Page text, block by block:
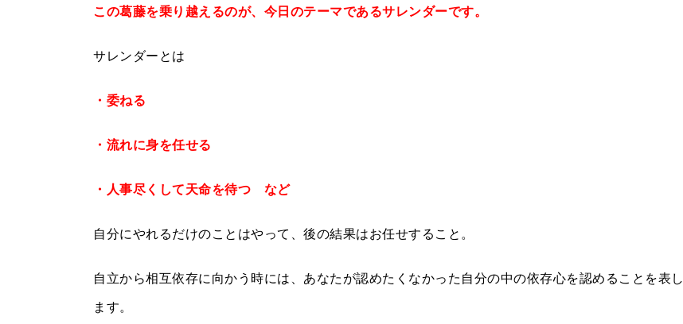
この葛藤を乗り越えるのが、今日のテーマであるサレンダーです。
サレンダーとは
・委ねる
・流れに身を任せる
・人事尽くして天命を待つ など
自分にやれるだけのことはやって、後の結果はお任せすること。
自立から相互依存に向かう時には、あなたが認めたくなかった自分の中の依存心を認めることを表し
ます。